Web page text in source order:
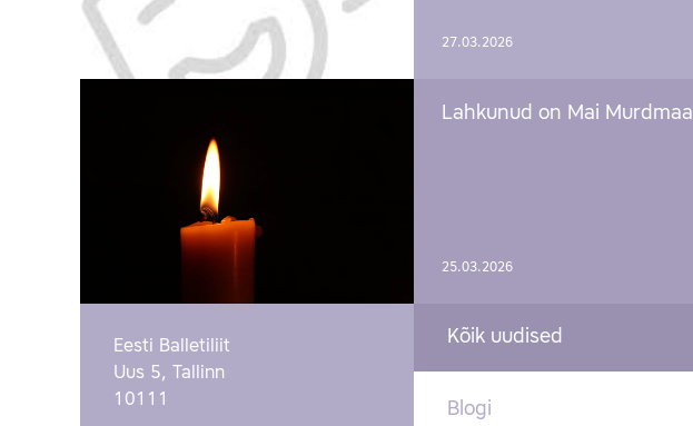
27.03.2026
Lahkunud on Mai Murdmaa
25.03.2026
Kõik uudised
Eesti Balletiliit
Uus 5, Tallinn
10111
Blogi